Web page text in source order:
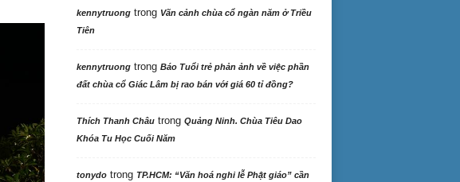
kennytruongtrong Vãn cảnh chùa cổ ngàn năm ở Triều
Tiên
kennytruongtrong Báo Tuổi trẻ phản ảnh về việc phần
đất chùa cổ Giác Lâm bị rao bán với giá 60 tỉ đồng?
Thích Thanh Châutrong Quảng Ninh. Chùa Tiêu Dao
Khóa Tu Học Cuối Năm
tonydotrong TP.HCM: “Văn hoá nghi lễ Phật giáo” cần